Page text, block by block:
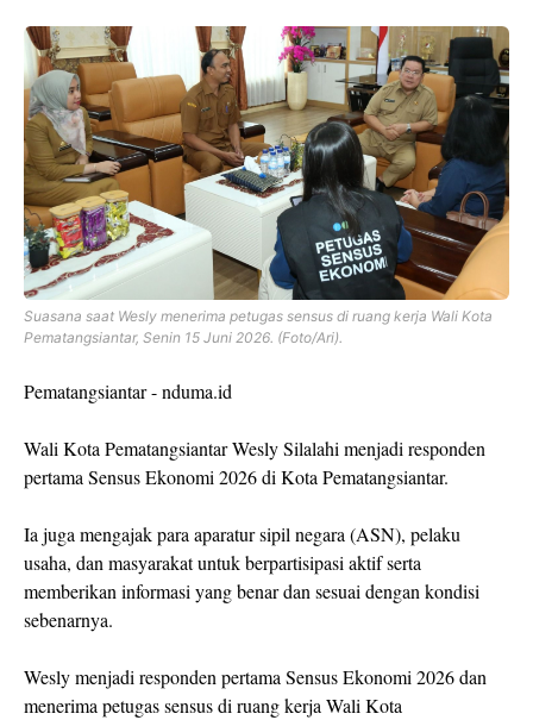
Suasana saat Wesly menerima petugas sensus di ruang kerja Wali Kota
Pematangsiantar, Senin 15 Juni 2026. (Foto/Ari).
Pematangsiantar - nduma.id
Wali Kota Pematangsiantar Wesly Silalahi menjadi responden
pertama Sensus Ekonomi 2026 di Kota Pematangsiantar.
Ia juga mengajak para aparatur sipil negara (ASN), pelaku
usaha, dan masyarakat untuk berpartisipasi aktif serta
memberikan informasi yang benar dan sesuai dengan kondisi
sebenarnya.
Wesly menjadi responden pertama Sensus Ekonomi 2026 dan
menerima petugas sensus di ruang kerja Wali Kota